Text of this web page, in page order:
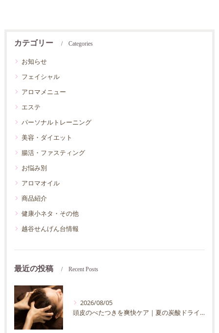
カテゴリー Categories
お知らせ
フェイシャル
アロマメニュー
エステ
パーソナルトレーニング
美容・ダイエット
腸活・ファスティング
お悩み別
アロマオイル
商品紹介
健康小ネタ・その他
越谷せんげん台情報
最近の投稿 Recent Posts
2026/08/05
頭皮のべたつきを爽快ケア｜夏の炭酸ドライヘッドスパ完全ガイド